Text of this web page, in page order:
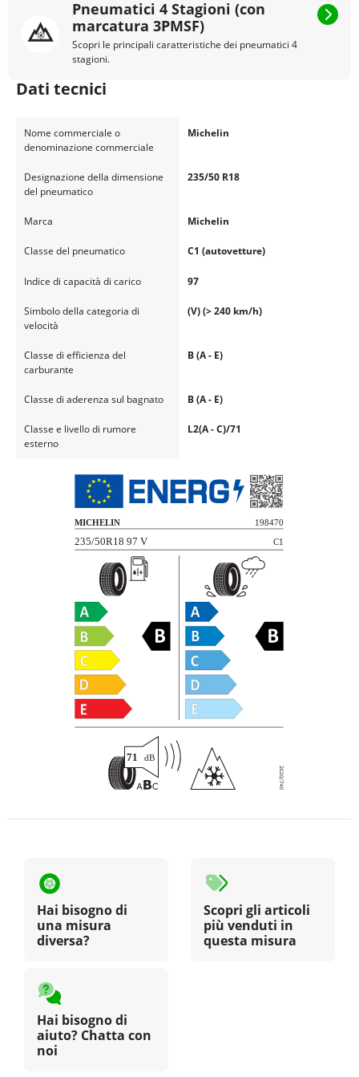
Pneumatici 4 Stagioni (con
marcatura 3PMSF)
Scopri le principali caratteristiche dei pneumatici 4
stagioni.
Dati tecnici
Nome commerciale o
denominazione commerciale
Michelin
Designazione della dimensione
del pneumatico
235/50 R18
Marca Michelin
Classe del pneumatico C1 (autovetture)
Indice di capacità di carico 97
Simbolo della categoria di
velocità
(V) (> 240 km/h)
Classe di efficienza del
carburante
B (A - E)
Classe di aderenza sul bagnato B (A - E)
Classe e livello di rumore
esterno
L2(A - C)/71
Hai bisogno di
una misura
diversa?
Scopri gli articoli
più venduti in
questa misura
Hai bisogno di
aiuto? Chatta con
noi